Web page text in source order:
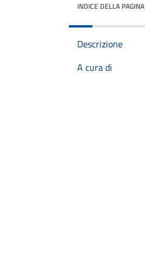
INDICE DELLA PAGINA
Descrizione
A cura di